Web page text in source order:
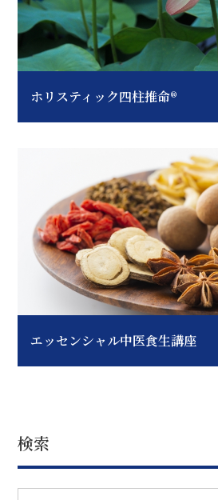
ホリスティック四柱推命®
エッセンシャル中医食生講座
検索